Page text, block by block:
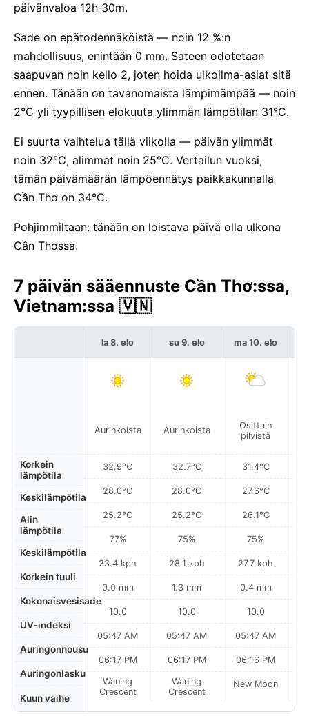
päivänvaloa 12h 30m.
Sade on epätodennäköistä — noin 12 %:n
mahdollisuus, enintään 0 mm. Sateen odotetaan
saapuvan noin kello 2, joten hoida ulkoilma-asiat sitä
ennen. Tänään on tavanomaista lämpimämpää — noin
2°C yli tyypillisen elokuuta ylimmän lämpötilan 31°C.
Ei suurta vaihtelua tällä viikolla — päivän ylimmät
noin 32°C, alimmat noin 25°C. Vertailun vuoksi,
tämän päivämäärän lämpöennätys paikkakunnalla
Cần Thơ on 34°C.
Pohjimmiltaan: tänään on loistava päivä olla ulkona
Cần Thơssa.
7 päivän sääennuste Cần Thơ:ssa,
Vietnam:ssa 🇻🇳
Korkein
lämpötila
Keskilämpötila
Alin
lämpötila
Keskilämpötila
Korkein tuuli
Kokonaisvesisade
UV-indeksi
Auringonnousu
Auringonlasku
Kuun vaihe
la 8. elo
Aurinkoista
32.9°C
28.0°C
25.2°C
77%
23.4 kph
0.0 mm
10.0
05:47 AM
06:17 PM
Waning
Crescent
su 9. elo
Aurinkoista
32.7°C
28.0°C
25.2°C
75%
28.1 kph
1.3 mm
10.0
05:47 AM
06:17 PM
Waning
Crescent
ma 10. elo
Osittain
pilvistä
31.4°C
27.6°C
26.1°C
75%
27.7 kph
0.4 mm
10.0
05:47 AM
06:16 PM
New Moon